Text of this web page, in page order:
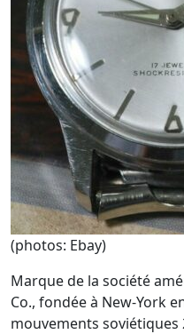
(photos: Ebay)
Marque de la société
Co., fondée à New-York
mouvements soviétiques